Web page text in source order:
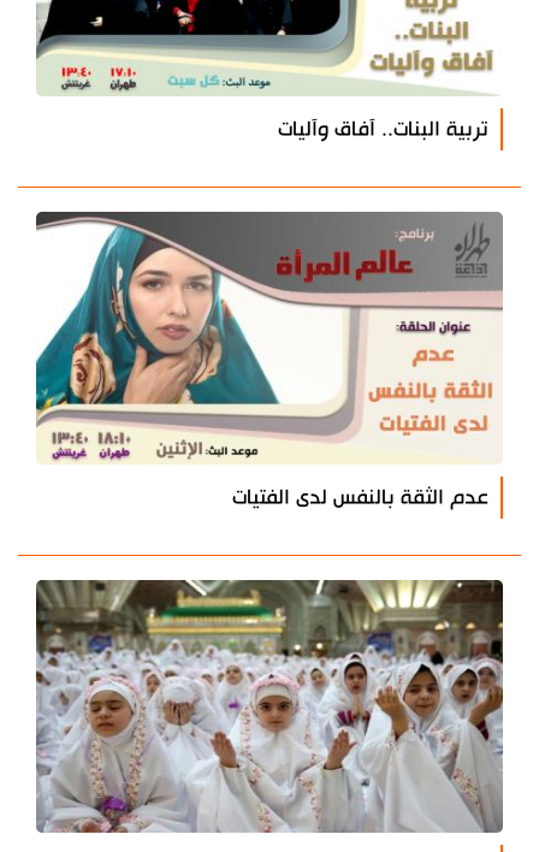
تربية البنات.. آفاق وآليات
عدم الثقة بالنفس لدى الفتيات